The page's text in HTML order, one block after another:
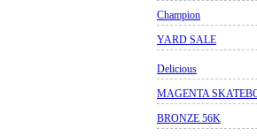
Champion
YARD SALE
Delicious
MAGENTA
BRONZE 56K